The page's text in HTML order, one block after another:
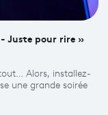
Juste pour rire »
Alors, installez-
une grande soirée